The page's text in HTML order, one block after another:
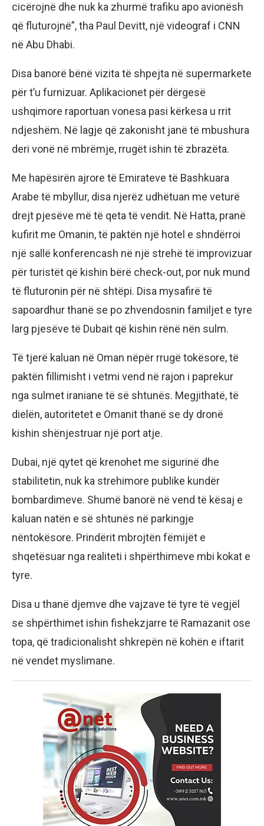
cicërojnë dhe nuk ka zhurmë trafiku apo avionësh
që fluturojnë”, tha Paul Devitt, një videograf i CNN
në Abu Dhabi.
Disa banorë bënë vizita të shpejta në supermarkete
për t’u furnizuar. Aplikacionet për dërgesë
ushqimore raportuan vonesa pasi kërkesa u rrit
ndjeshëm. Në lagje që zakonisht janë të mbushura
deri vonë në mbrëmje, rrugët ishin të zbrazëta.
Me hapësirën ajrore të Emirateve të Bashkuara
Arabe të mbyllur, disa njerëz udhëtuan me veturë
drejt pjesëve më të qeta të vendit. Në Hatta, pranë
kufirit me Omanin, të paktën një hotel e shndërroi
një sallë konferencash në një strehë të improvizuar
për turistët që kishin bërë check-out, por nuk mund
të fluturonin për në shtëpi. Disa mysafirë të
sapoardhur thanë se po zhvendosnin familjet e tyre
larg pjesëve të Dubait që kishin rënë nën sulm.
Të tjerë kaluan në Oman nëpër rrugë tokësore, të
paktën fillimisht i vetmi vend në rajon i paprekur
nga sulmet iraniane të së shtunës. Megjithatë, të
dielën, autoritetet e Omanit thanë se dy dronë
kishin shënjestruar një port atje.
Dubai, një qytet që krenohet me sigurinë dhe
stabilitetin, nuk ka strehimore publike kundër
bombardimeve. Shumë banorë në vend të kësaj e
kaluan natën e së shtunës në parkingje
nëntokësore. Prindërit mbrojtën fëmijët e
shqetësuar nga realiteti i shpërthimeve mbi kokat e
tyre.
Disa u thanë djemve dhe vajzave të tyre të vegjël
se shpërthimet ishin fishekzjarre të Ramazanit ose
topa, që tradicionalisht shkrepën në kohën e iftarit
në vendet myslimane.